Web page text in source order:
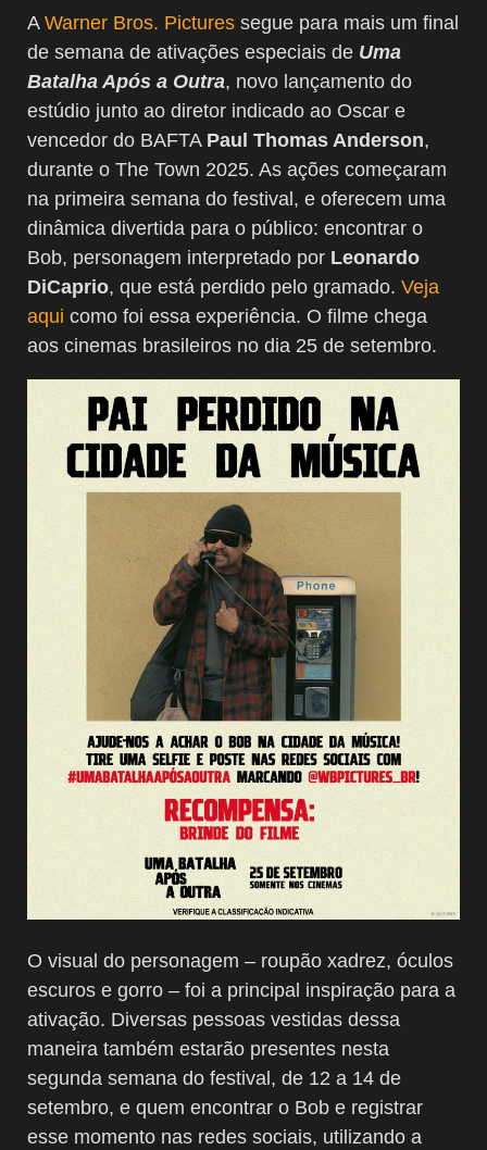
A Warner Bros. Pictures segue para mais um final
de semana de ativações especiais de Uma
Batalha Após a Outra, novo lançamento do
estúdio junto ao diretor indicado ao Oscar e
vencedor do BAFTA Paul Thomas Anderson,
durante o The Town 2025. As ações começaram
na primeira semana do festival, e oferecem uma
dinâmica divertida para o público: encontrar o
Bob, personagem interpretado por Leonardo
DiCaprio, que está perdido pelo gramado. Veja
aqui como foi essa experiência. O filme chega
aos cinemas brasileiros no dia 25 de setembro.
O visual do personagem – roupão xadrez, óculos
escuros e gorro – foi a principal inspiração para a
ativação. Diversas pessoas vestidas dessa
maneira também estarão presentes nesta
segunda semana do festival, de 12 a 14 de
setembro, e quem encontrar o Bob e registrar
esse momento nas redes sociais, utilizando a